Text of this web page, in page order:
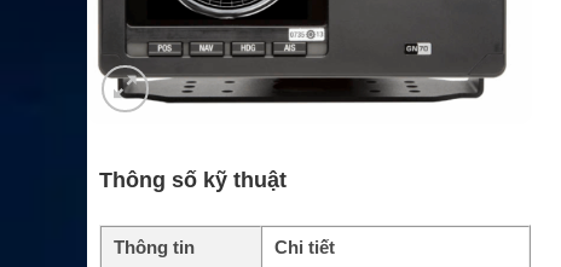
Thông số kỹ thuật
Thông tin Chi tiết